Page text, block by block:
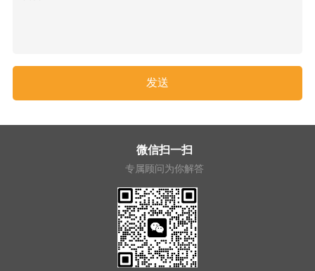
微信扫一扫
专属顾问为你解答